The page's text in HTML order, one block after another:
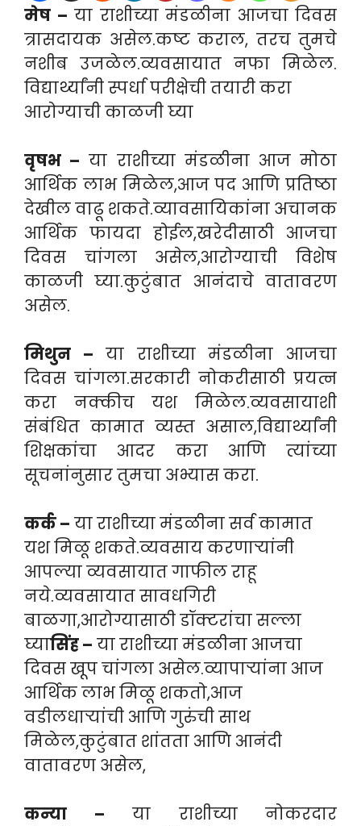
मेष – या राशीच्या मंडळीना आजचा दिवस
त्रासदायक असेल.कष्ट कराल, तरच तुमचे
नशीब उजळेल.व्यवसायात नफा मिळेल.
विद्यार्थ्यांनी स्पर्धा परीक्षेची तयारी करा
आरोग्याची काळजी घ्या
वृषभ – या राशीच्या मंडळीना आज मोठा
आर्थिक लाभ मिळेल,आज पद आणि प्रतिष्ठा
देखील वाढू शकते.व्यावसायिकांना अचानक
आर्थिक फायदा होईल,खरेदीसाठी आजचा
दिवस चांगला असेल,आरोग्याची विशेष
काळजी घ्या.कुटुंबात आनंदाचे वातावरण
असेल.
मिथुन – या राशीच्या मंडळीना आजचा
दिवस चांगला.सरकारी नोकरीसाठी प्रयत्न
करा नक्कीच यश मिळेल.व्यवसायाशी
संबंधित कामात व्यस्त असाल,विद्यार्थ्यांनी
शिक्षकांचा आदर करा आणि त्यांच्या
सूचनांनुसार तुमचा अभ्यास करा.
कर्क – या राशीच्या मंडळीना सर्व कामात
यश मिळू शकते.व्यवसाय करणाऱ्यांनी
आपल्या व्यवसायात गाफील राहू
नये.व्यवसायात सावधगिरी
बाळगा,आरोग्यासाठी डॉक्टरांचा सल्ला
घ्यासिंह – या राशीच्या मंडळीना आजचा
दिवस खूप चांगला असेल.व्यापाऱ्यांना आज
आर्थिक लाभ मिळू शकतो,आज
वडीलधाऱ्यांची आणि गुरुंची साथ
मिळेल,कुटुंबात शांतता आणि आनंदी
वातावरण असेल,
कन्या – या राशीच्या नोकरदार